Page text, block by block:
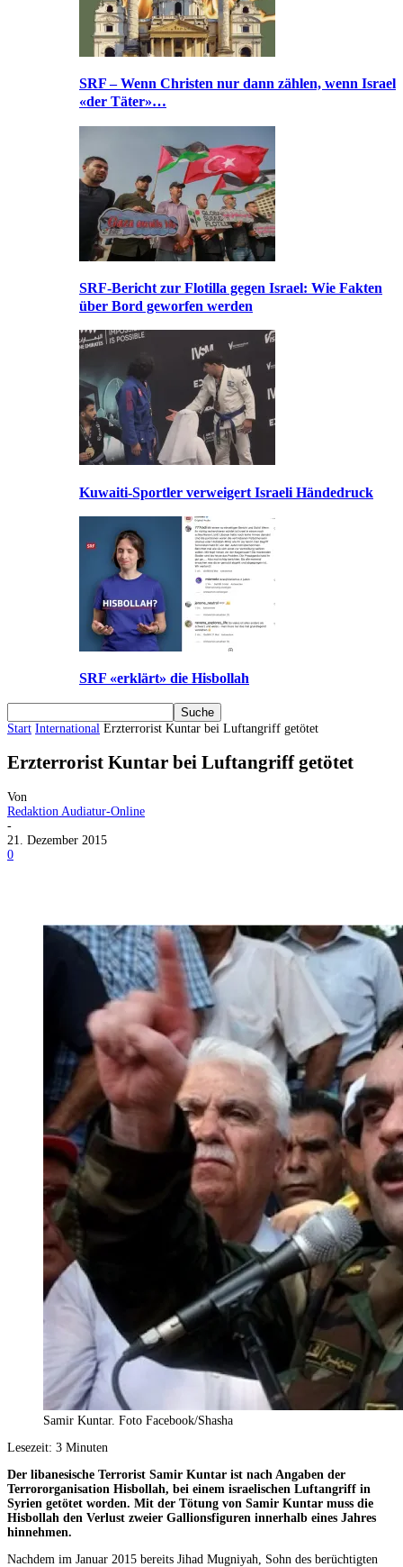
SRF – Wenn Christen nur dann zählen, wenn Israel
«der Täter»…
SRF-Bericht zur Flotilla gegen Israel: Wie Fakten
über Bord geworfen werden
Kuwaiti-Sportler verweigert Israeli Händedruck
SRF «erklärt» die Hisbollah
Start International Erzterrorist Kuntar bei Luftangriff getötet
Erzterrorist Kuntar bei Luftangriff getötet
Von
Redaktion Audiatur-Online
-
21. Dezember 2015
0
Samir Kuntar. Foto Facebook/Shasha
Lesezeit: 3 Minuten
Der libanesische Terrorist Samir Kuntar ist nach Angaben der
Terrororganisation Hisbollah, bei einem israelischen Luftangriff in
Syrien getötet worden. Mit der Tötung von Samir Kuntar muss die
Hisbollah den Verlust zweier Gallionsfiguren innerhalb eines Jahres
hinnehmen.
Nachdem im Januar 2015 bereits Jihad Mugniyah, Sohn des berüchtigten